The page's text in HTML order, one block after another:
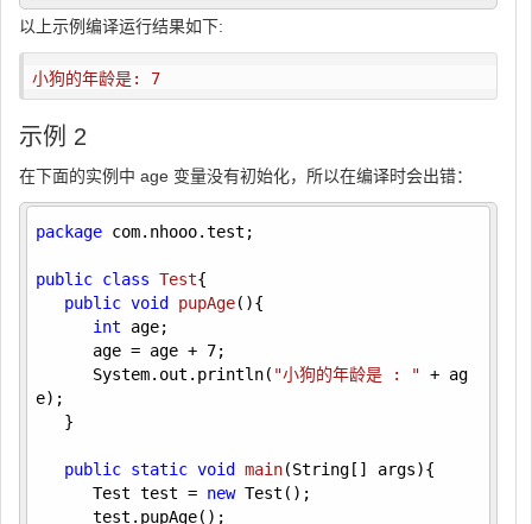
以上示例编译运行结果如下:
小狗的年龄是: 7
示例 2
在下面的实例中 age 变量没有初始化，所以在编译时会出错：
package com.nhooo.test;
public class Test{
public void pupAge(){
int age;
age = age + 7;
System.out.println( "小狗的年龄是 : " + ag
e);
}
public static void main(String[] args){
Test test = new Test();
test.pupAge();